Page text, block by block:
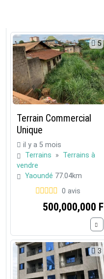
5
Terrain Commercial
Unique
il y a 5 mois
Terrains » Terrains à
vendre
Yaoundé 77.04km
0 avis
500,000,000 F
3